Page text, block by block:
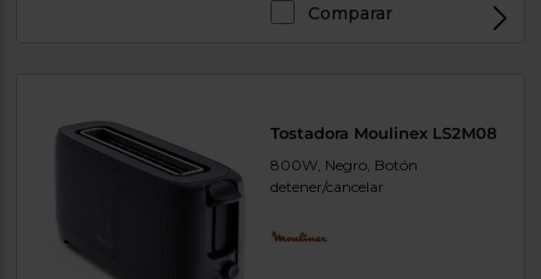
Comparar
Tostadora Moulinex LS2M08
800W, Negro, Botón
detener/cancelar